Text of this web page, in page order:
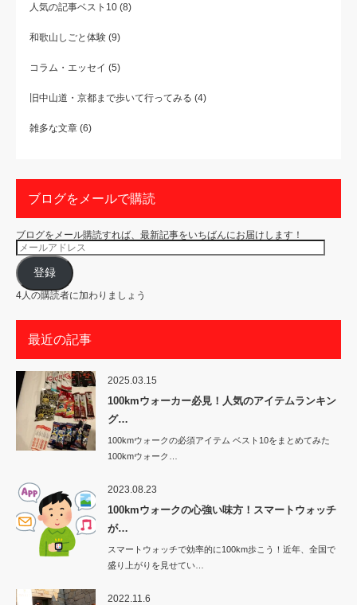
人気の記事ベスト10 (8)
和歌山しごと体験 (9)
コラム・エッセイ (5)
旧中山道・京都まで歩いて行ってみる (4)
雑多な文章 (6)
ブログをメールで購読
ブログをメール購読すれば、最新記事をいちばんにお届けします！
メ
ー
ル
ア
ド
レ
ス
登録
4人の購読者に加わりましょう
最近の記事
2025.03.15
100kmウォーカー必見！人気のアイテムランキン
グ…
100kmウォークの必須アイテム ベスト10をまとめてみた
100kmウォーク…
2023.08.23
100kmウォークの心強い味方！スマートウォッチ
が…
スマートウォッチで効率的に100km歩こう！近年、全国で
盛り上がりを見せてい…
2022.11.6